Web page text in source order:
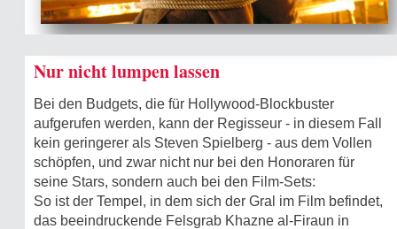
Nur nicht lumpen lassen
Bei den Budgets, die für Hollywood-Blockbuster
aufgerufen werden, kann der Regisseur - in diesem Fall
kein geringerer als Steven Spielberg - aus dem Vollen
schöpfen, und zwar nicht nur bei den Honoraren für
seine Stars, sondern auch bei den Film-Sets:
So ist der Tempel, in dem sich der Gral im Film befindet,
das beeindruckende Felsgrab Khazne al-Firaun in